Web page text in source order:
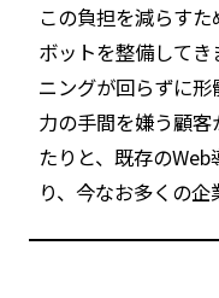
この負担を減らす
ボットを整備して
ニングが回らずに
力の手間を嫌う顧
たりと、既存の
り、今なお多くの企